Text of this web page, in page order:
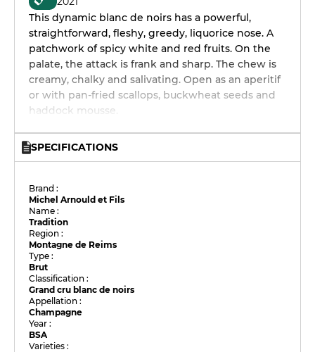
This dynamic blanc de noirs has a powerful,
straightforward, fleshy, greedy, liquorice nose. A
patchwork of spicy white and red fruits. On the
palate, the attack is frank and sharp. The chew is
creamy, chalky and salivating. Open as an aperitif
or with pan-fried scallops, buckwheat seeds and
haddock mousse.
SPECIFICATIONS
Brand :
Michel Arnould et Fils
Name :
Tradition
Region :
Montagne de Reims
Type :
Brut
Classification :
Grand cru blanc de noirs
Appellation :
Champagne
Year :
BSA
Varieties :